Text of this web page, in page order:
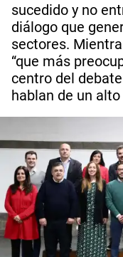
sucedido y no
diálogo que
sectores.
“que más
centro del
hablan de un